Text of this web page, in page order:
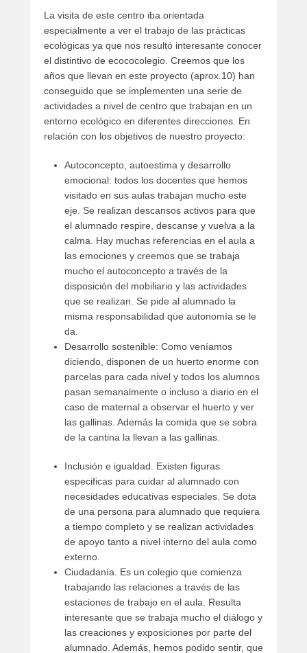
La visita de este centro iba orientada
especialmente a ver el trabajo de las prácticas
ecológicas ya que nos resultó interesante conocer
el distintivo de ecococolegio. Creemos que los
años que llevan en este proyecto (aprox.10) han
conseguido que se implementen una serie de
actividades a nivel de centro que trabajan en un
entorno ecológico en diferentes direcciones. En
relación con los objetivos de nuestro proyecto:
Autoconcepto, autoestima y desarrollo
emocional: todos los docentes que hemos
visitado en sus aulas trabajan mucho este
eje. Se realizan descansos activos para que
el alumnado respire, descanse y vuelva a la
calma. Hay muchas referencias en el aula a
las emociones y creemos que se trabaja
mucho el autoconcepto a través de la
disposición del mobiliario y las actividades
que se realizan. Se pide al alumnado la
misma responsabilidad que autonomía se le
da.
Desarrollo sostenible: Como veníamos
diciendo, disponen de un huerto enorme con
parcelas para cada nivel y todos los alumnos
pasan semanalmente o incluso a diario en el
caso de maternal a observar el huerto y ver
las gallinas. Además la comida que se sobra
de la cantina la llevan a las gallinas.
Inclusión e igualdad. Existen figuras
especificas para cuidar al alumnado con
necesidades educativas especiales. Se dota
de una persona para alumnado que requiera
a tiempo completo y se realizan actividades
de apoyo tanto a nivel interno del aula como
externo.
Ciudadanía. Es un colegio que comienza
trabajando las relaciones a través de las
estaciones de trabajo en el aula. Resulta
interesante que se trabaja mucho el diálogo y
las creaciones y exposiciones por parte del
alumnado. Además, hemos podido sentir, que